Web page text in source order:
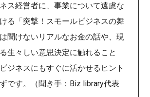
ス経営者に、事業について遠慮な
る「突撃！スモールビジネスの舞
聞けないリアルなお金の話や、現
生々しい意思決定に触れること
ジネスにもすぐに活かせるヒント
です。（聞き手：Biz library代表